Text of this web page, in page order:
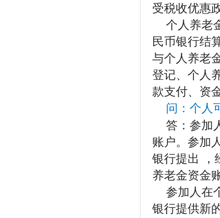
受税收优惠
个人养老
民币银行结
与个人养老
登记、个人
款支付、资
问： 个人
答：参加
账户。参加
银行提出 ，
养老金资金
参加人在
银行提供新